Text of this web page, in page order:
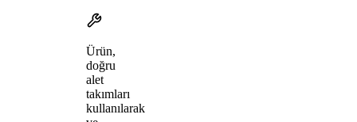
Ürün,
doğru
alet
takımları
kullanılarak